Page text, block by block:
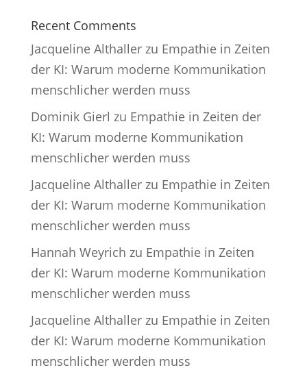
Recent Comments
Jacqueline Althallerzu Empathie in Zeiten
der KI: Warum moderne Kommunikation
menschlicher werden muss
Dominik Gierl zu Empathie in Zeiten der
KI: Warum moderne Kommunikation
menschlicher werden muss
Jacqueline Althallerzu Empathie in Zeiten
der KI: Warum moderne Kommunikation
menschlicher werden muss
Hannah Weyrich zu Empathie in Zeiten
der KI: Warum moderne Kommunikation
menschlicher werden muss
Jacqueline Althallerzu Empathie in Zeiten
der KI: Warum moderne Kommunikation
menschlicher werden muss